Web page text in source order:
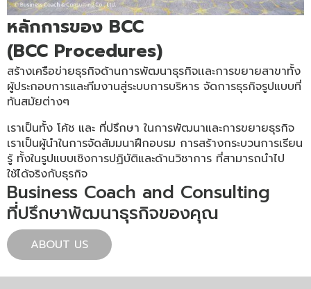
หลักการของ BCC
(BCC Procedures)
สร้างเครือข่ายธุรกิจด้านการพัฒนาธุรกิจเเละการขยายสาขาทั้ง
ผู้ประกอบการและทีมงานสู่ระบบการบริหาร จัดการธุรกิจรูปแบบที่
ทันสมัยต่างๆ
เราเป็นทั้ง โค้ช และ ที่ปรึกษา ในการพัฒนาและการขยายธุรกิจ
เราเป็นผู้นำในการจัดสัมมนาฝึกอบรม การสร้างกระบวนการเรียน
รู้ ทั้งในรูปแบบเชิงการปฏิบัติและด้านวิชาการ ที่สามารถนำไป
ใช้ได้จริงกับธุรกิจ
Business Coach and Consulting
ที่ปรึกษาพัฒนาธุรกิจของคุณ
ABOUT US